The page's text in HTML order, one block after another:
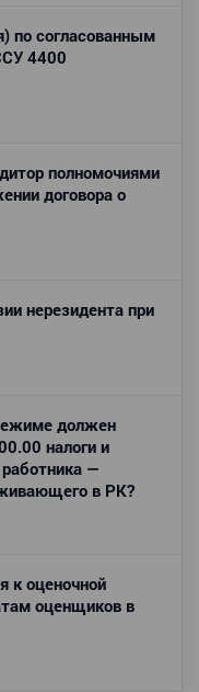
по согласованным
4400
полномочиями
договора о
нерезидента при
должен
налоги и
—
в РК?
к оценочной
оценщиков в